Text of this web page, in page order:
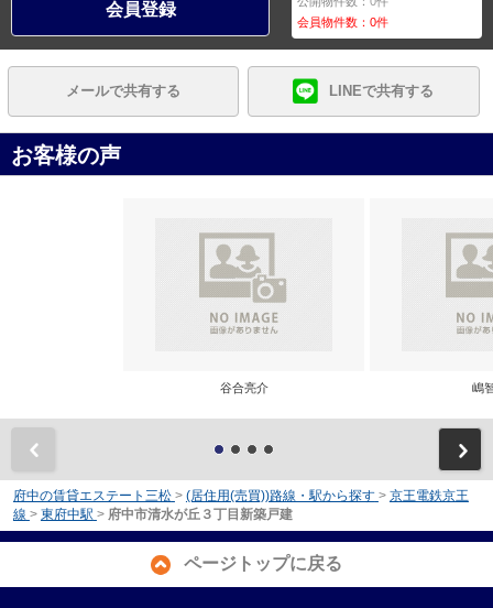
会員登録
会員物件数：0件
メールで共有する LINEで共有する
お客様の声
谷合亮介 嶋
府中の賃貸エステート三松 > (居住用(売買))路線・駅から探す > 京王電鉄京王
線 > 東府中駅 > 府中市清水が丘３丁目新築戸建
ページトップに戻る